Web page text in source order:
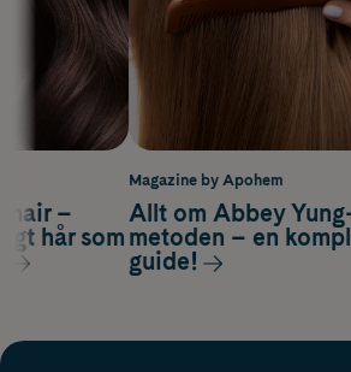
hair –
hår som
Magazine by Apohem
Allt om Abbey
metoden – en
guide!